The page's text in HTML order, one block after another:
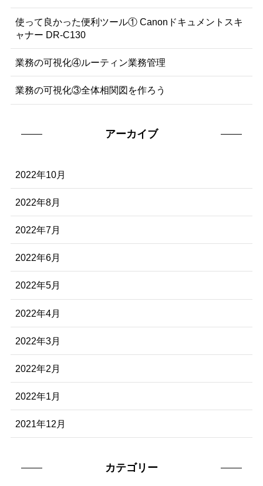
使って良かった便利ツール① Canonドキュメントスキ
ャナー DR-C130
業務の可視化④ルーティン業務管理
業務の可視化③全体相関図を作ろう
アーカイブ
2022年10月
2022年8月
2022年7月
2022年6月
2022年5月
2022年4月
2022年3月
2022年2月
2022年1月
2021年12月
カテゴリー